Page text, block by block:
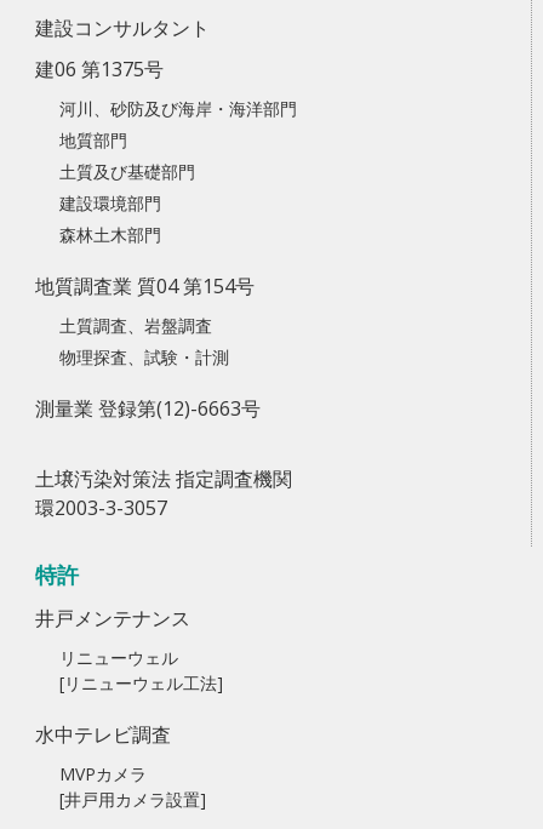
建設コンサルタント
建06 第1375号
河川、砂防及び海岸・海洋部門
地質部門
土質及び基礎部門
建設環境部門
森林土木部門
地質調査業 質04 第154号
土質調査、岩盤調査
物理探査、試験・計測
測量業 登録第(12)-6663号
土壌汚染対策法 指定調査機関
環2003-3-3057
特許
井戸メンテナンス
リニューウェル
[リニューウェル工法]
水中テレビ調査
MVPカメラ
[井戸用カメラ設置]